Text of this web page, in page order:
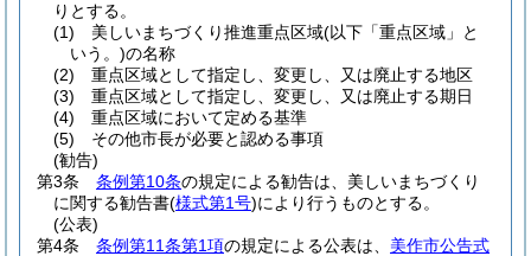
りとする。
(1)
美しいまちづくり推進重点区域(以下「重点区域」と
いう。)の名称
(2)
重点区域として指定し、変更し、又は廃止する地区
(3)
重点区域として指定し、変更し、又は廃止する期日
(4)
重点区域において定める基準
(5)
その他市長が必要と認める事項
(勧告)
第3条
条例第10条の規定による勧告は、美しいまちづくり
に関する勧告書(様式第1号)により行うものとする。
(公表)
第4条
条例第11条第1項の規定による公表は、 美作市公告式